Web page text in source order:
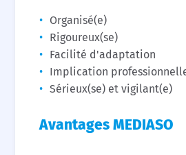
Organisé(e)
Rigoureux(se)
Facilité d'adaptation
Implication
Sérieux(se) et vigilant(e)
Avantages MEDIASO